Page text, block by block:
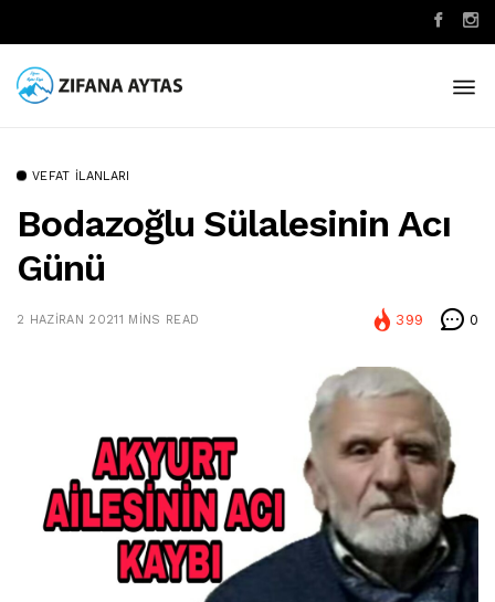
VEFAT İLANLARI
Bodazoğlu Sülalesinin Acı
Günü
2 HAZIRAN 20211 MINS READ 399 0